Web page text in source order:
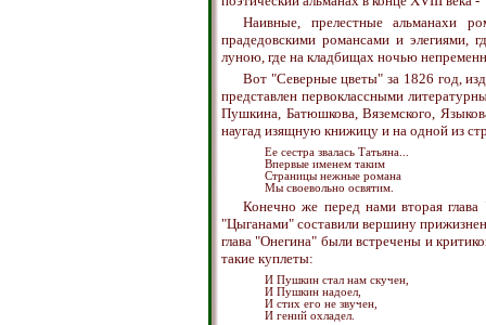
Наивные, прелестные альманахи
прадедовскими романсами и элегиями,
луною, где на кладбищах ночью
Вот "Северные цветы" за 1826 год,
представлен первоклассными
Пушкина, Батюшкова, Вяземского,
наугад изящную книжицу и на одной из
Ее сестра звалась Татьяна...
Впервые именем таким
Страницы нежные романа
Мы своевольно освятим.
Конечно же перед нами вторая глава
"Цыганами" составили вершину
глава "Онегина" были встречены и
такие куплеты:
И Пушкин стал нам скучен,
И Пушкин надоел,
И стих его не звучен,
И гений охладел.